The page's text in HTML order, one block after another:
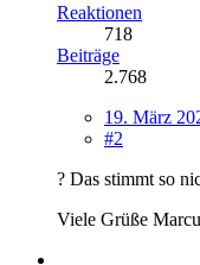
Reaktionen
718
Beiträge
2.768
19. März
#2
? Das stimmt so
Viele Grüße